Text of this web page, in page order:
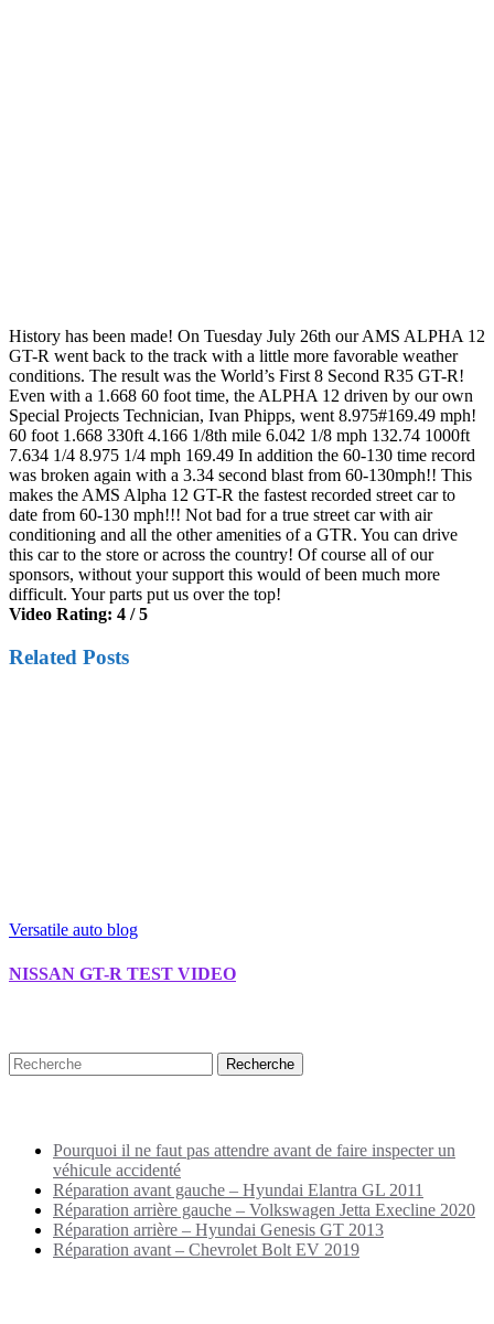
History has been made! On Tuesday July 26th our AMS ALPHA 12
GT-R went back to the track with a little more favorable weather
conditions. The result was the World’s First 8 Second R35 GT-R!
Even with a 1.668 60 foot time, the ALPHA 12 driven by our own
Special Projects Technician, Ivan Phipps, went 8.975#169.49 mph!
60 foot 1.668 330ft 4.166 1/8th mile 6.042 1/8 mph 132.74 1000ft
7.634 1/4 8.975 1/4 mph 169.49 In addition the 60-130 time record
was broken again with a 3.34 second blast from 60-130mph!! This
makes the AMS Alpha 12 GT-R the fastest recorded street car to
date from 60-130 mph!!! Not bad for a true street car with air
conditioning and all the other amenities of a GTR. You can drive
this car to the store or across the country! Of course all of our
sponsors, without your support this would of been much more
difficult. Your parts put us over the top!
Video Rating: 4 / 5
Related Posts
Versatile auto blog
NISSAN GT-R TEST VIDEO
Pourquoi il ne faut pas attendre avant de faire inspecter un
véhicule accidenté
Réparation avant gauche – Hyundai Elantra GL 2011
Réparation arrière gauche – Volkswagen Jetta Execline 2020
Réparation arrière – Hyundai Genesis GT 2013
Réparation avant – Chevrolet Bolt EV 2019